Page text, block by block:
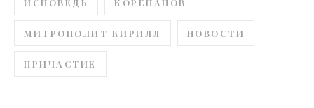
ИСПОВЕДЬ КОРЕПАНОВ
МИТРОПОЛИТ КИРИЛЛ НОВОСТИ
ПРИЧАСТИЕ